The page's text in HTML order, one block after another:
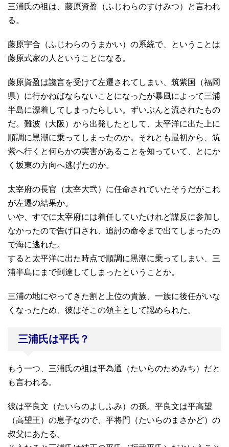
三浦氏の祖は、藤原資盈（ふじわらのすけみつ）と言われ
る。
藤原宇合（ふじわらのうまかい）の系統で、ということは
藤原式家の人ということになる。
藤原資盈は讒言を受けて左遷されてしまい、筑紫国（福岡
県）に行かねばならないことになったが暴風によって三浦
半島に漂着してしまったらしい。ずいぶんと流されたもの
だ。難波（大阪）から出発したとして、太平洋に出た上に
順調に黒潮に乗ってしまったのか。それとも最初から、筑
紫へ行くと何らかの実害があることを知っていて、とにか
く坂東の方向へ逃げたのか。
太宰府の長官（太宰大弐）に任命されていたそうだがこれ
が左遷の結果か。
いや、すでに太宰府には着任していたけれど謀反に参加し
なかったので告げ口され、追討の命令まで出てしまったの
で海に逃れた。
すると太平洋に出た時点で順調に黒潮に乗ってしまい、三
浦半島にまで到達してしまったということか。
三浦の地にやってきた割と上位の貴族、一族に後任がいな
くなったため、彼はそこの領主として認められた。
三浦氏は平氏？
もう一つ、三浦氏の祖は平為通（たいらのためみち）だと
も言われる。
彼は平良文（たいらのよしふみ）の孫。平良文は平高望
（高望王）の息子なので、平将門（たいらのまさかど）の
叔父にあたる。